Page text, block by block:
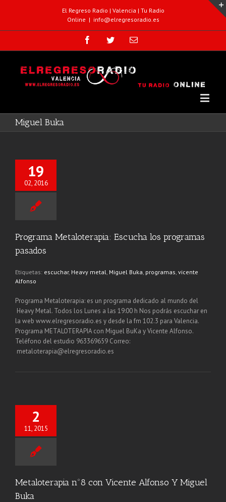
El Regreso Radio | Valencia | Tu Radio
Online | info@elregresoradio.es
Miguel Buka
19
02, 2016
Programa Metaloterapia: Escucha los programas
pasados
Etiquetas: escuchar, Heavy metal Miguel Buka programas vicente
Alfonso
Programa Metaloterapia: es un programa dedicado al mundo del
Heavy Metal. Todos los Lunes a las 19:00 h Nos podrás escuchar en
la web www.elregresoradio.es y desde la fm 102.3 para Valencia.
Programa METALOTERAPIA con Miguel BuKa y Vicente Alfonso.
Teléfono del estudio 963369659 Correo:
metaloterapia@elregresoradio.es
2
11, 2015
Metaloterapia nº8 con Vicente Alfonso Y Miguel
Buka